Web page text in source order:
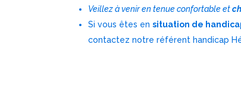
Veillez à venir en tenue confortable et
Si vous êtes ensituation de
contactez notre référent handicap